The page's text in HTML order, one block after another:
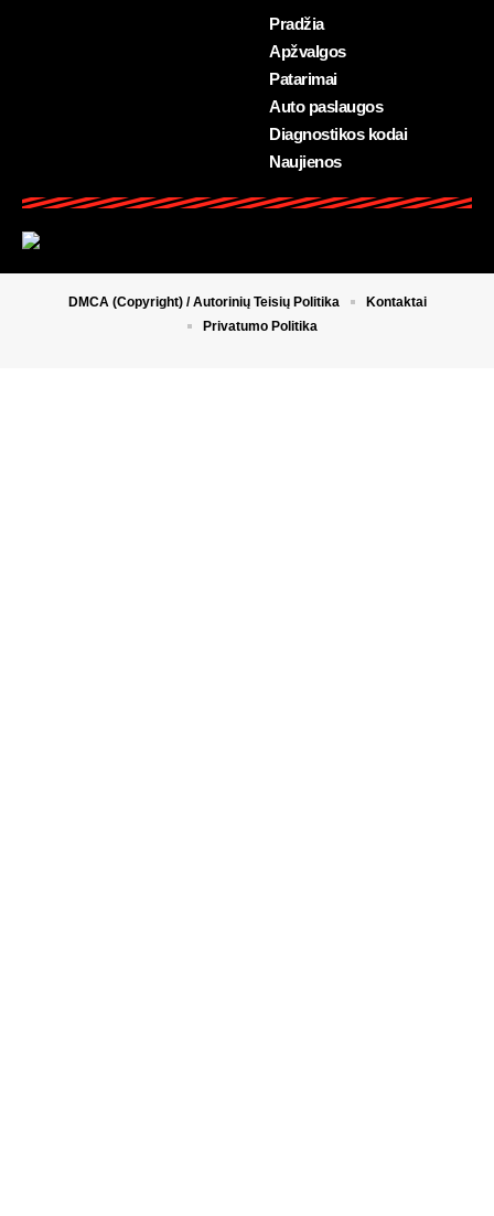
Pradžia
Apžvalgos
Patarimai
Auto paslaugos
Diagnostikos kodai
Naujienos
DMCA (Copyright) / Autorinių Teisių Politika
Kontaktai
Privatumo Politika